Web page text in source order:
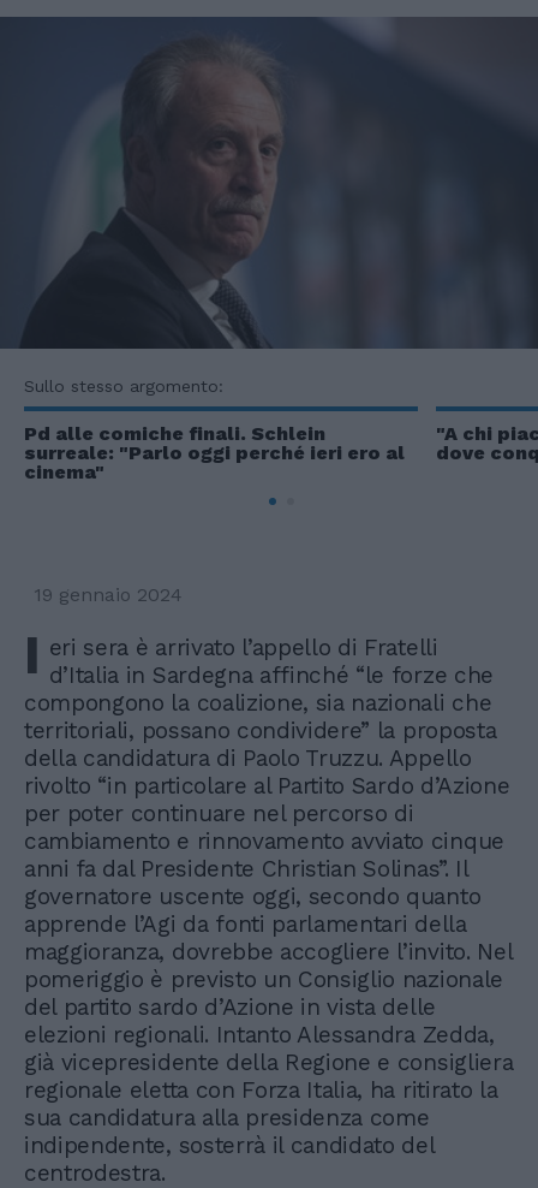
Sullo stesso argomento:
Pd alle comiche finali. Schlein
surreale: "Parlo oggi perché ieri ero al
cinema"
"A chi
dove
19 gennaio 2024
I eri sera è arrivato l’appello di Fratelli
d’Italia in Sardegna affinché “le forze che
compongono la coalizione, sia nazionali che
territoriali, possano condividere” la proposta
della candidatura di Paolo Truzzu. Appello
rivolto “in particolare al Partito Sardo d’Azione
per poter continuare nel percorso di
cambiamento e rinnovamento avviato cinque
anni fa dal Presidente Christian Solinas”. Il
governatore uscente oggi, secondo quanto
apprende l’Agi da fonti parlamentari della
maggioranza, dovrebbe accogliere l’invito. Nel
pomeriggio è previsto un Consiglio nazionale
del partito sardo d’Azione in vista delle
elezioni regionali. Intanto Alessandra Zedda,
già vicepresidente della Regione e consigliera
regionale eletta con Forza Italia, ha ritirato la
sua candidatura alla presidenza come
indipendente, sosterrà il candidato del
centrodestra.